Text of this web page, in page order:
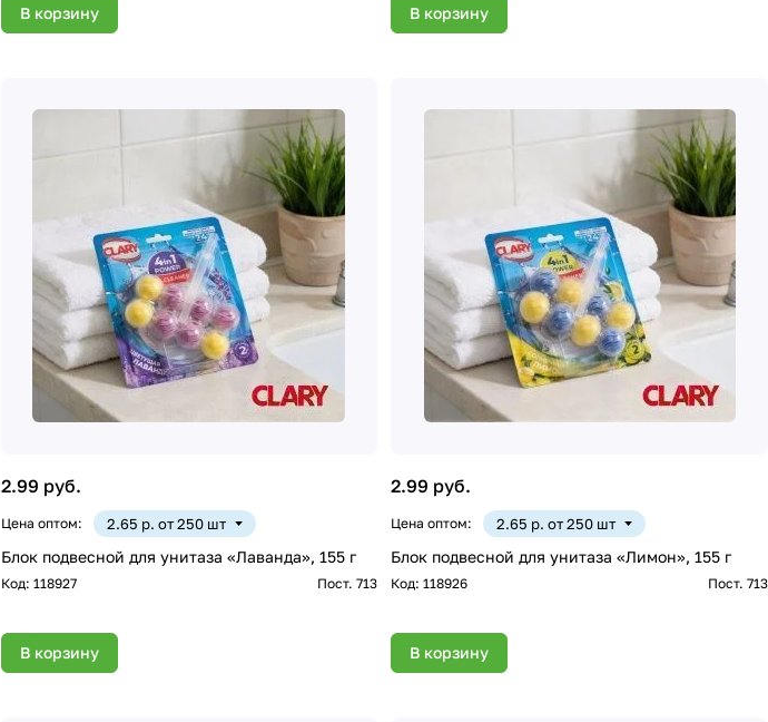
В корзину В корзину
2.99 руб.
Цена оптом: 2.65 р. от 250 шт
Блок подвесной для унитаза «Лаванда», 155 г
Код: 118927 Пост. 713
В корзину
2.99 руб.
Цена оптом: 2.65 р. от 250 шт
Блок подвесной для унитаза «Лимон», 155 г
Код:118926 Пост. 713
В корзину